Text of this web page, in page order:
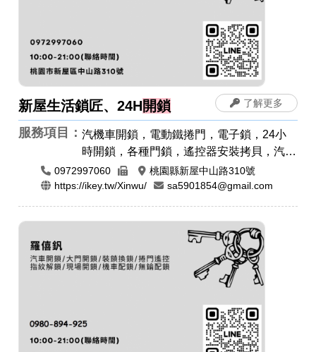
新屋生活鎖匠、24H開鎖
服務項目：汽機車開鎖，電動鐵捲門，電子鎖，24小
時開鎖，各種門鎖，遙控器安裝拷貝，汽車
開鎖，機車開鎖，指紋鎖，密碼鎖
0972997060
桃園縣新屋中山路310號
https://ikey.tw/Xinwu/
sa5901854@gmail.com
了解更多